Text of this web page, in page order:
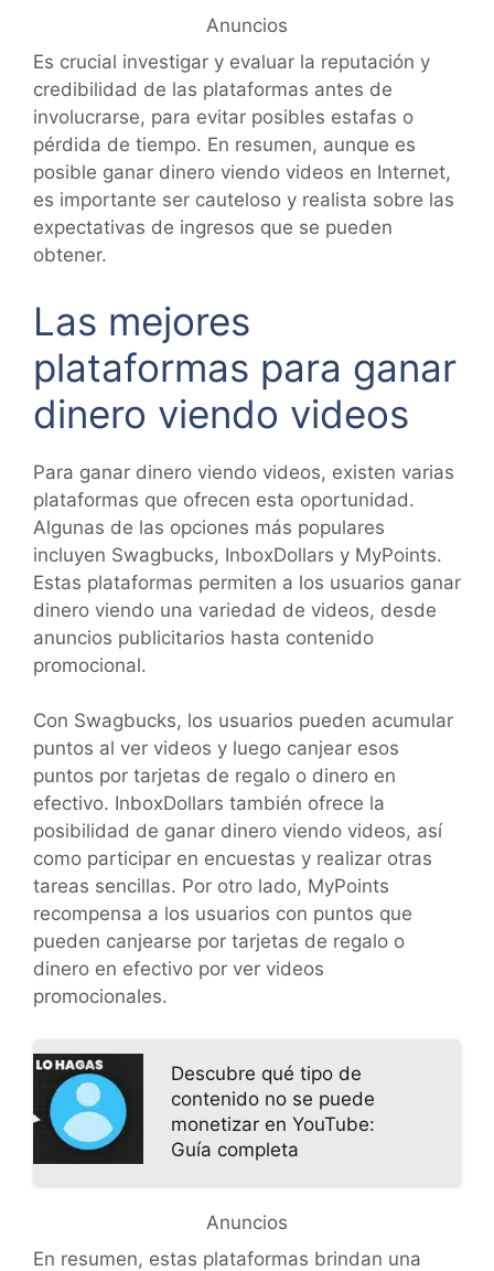
Anuncios
Es crucial investigar y evaluar la reputación y
credibilidad de las plataformas antes de
involucrarse, para evitar posibles estafas o
pérdida de tiempo. En resumen, aunque es
posible ganar dinero viendo videos en Internet,
es importante ser cauteloso y realista sobre las
expectativas de ingresos que se pueden
obtener.
Las mejores
plataformas para ganar
dinero viendo videos
Para ganar dinero viendo videos, existen varias
plataformas que ofrecen esta oportunidad.
Algunas de las opciones más populares
incluyen Swagbucks, InboxDollars y MyPoints.
Estas plataformas permiten a los usuarios ganar
dinero viendo una variedad de videos, desde
anuncios publicitarios hasta contenido
promocional.
Con Swagbucks, los usuarios pueden acumular
puntos al ver videos y luego canjear esos
puntos por tarjetas de regalo o dinero en
efectivo. InboxDollars también ofrece la
posibilidad de ganar dinero viendo videos, así
como participar en encuestas y realizar otras
tareas sencillas. Por otro lado, MyPoints
recompensa a los usuarios con puntos que
pueden canjearse por tarjetas de regalo o
dinero en efectivo por ver videos
promocionales.
Descubre qué tipo de
contenido no se puede
monetizar en YouTube:
Guía completa
Anuncios
En resumen, estas plataformas brindan una